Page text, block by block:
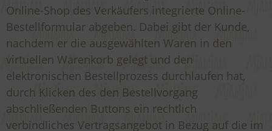
Online-Shop des Verkäufers integrierte Online-
Bestellformular abgeben. Dabei gibt der Kunde,
nachdem er die ausgewählten Waren in den
virtuellen Warenkorb gelegt und den
elektronischen Bestellprozess durchlaufen hat,
durch Klicken des den Bestellvorgang
abschließenden Buttons ein rechtlich
verbindliches Vertragsangebot in Bezug auf die im